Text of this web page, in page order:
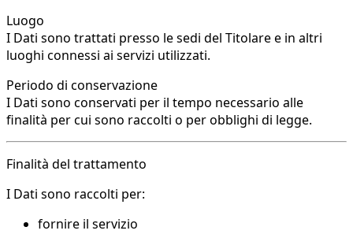
Luogo
I Dati sono trattati presso le sedi del Titolare e in altri
luoghi connessi ai servizi utilizzati.
Periodo di conservazione
I Dati sono conservati per il tempo necessario alle
finalità per cui sono raccolti o per obblighi di legge.
Finalità del trattamento
I Dati sono raccolti per:
fornire il servizio